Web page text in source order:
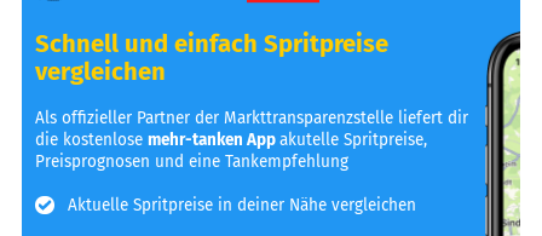
Schnell und einfach Spritpreise
vergleichen
Als offizieller Partner der Markttransparenzstelle liefert dir
die kostenlosemehr-tanken Appakutelle Spritpreise,
Preisprognosen und eine Tankempfehlung
Aktuelle Spritpreise in deiner Nähe vergleichen